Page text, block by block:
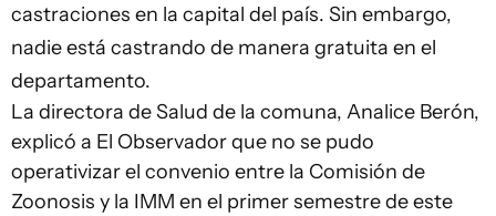
castraciones en la capital del país. Sin embargo,
nadie está castrando de manera gratuita en el
departamento.
La directora de Salud de la comuna, Analice Berón,
explicó a El Observador que no se pudo
operativizar el convenio entre la Comisión de
Zoonosis y la IMM en el primer semestre de este